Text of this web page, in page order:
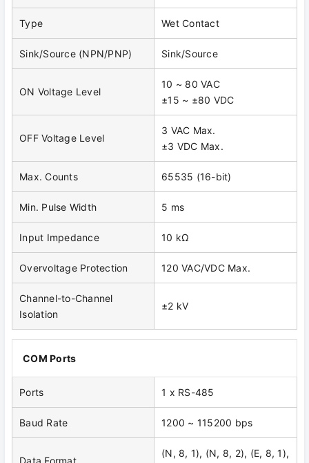
Type Wet Contact
Sink/Source (NPN/PNP) Sink/Source
ON Voltage Level
10 ~ 80 VAC
±15 ~ ±80 VDC
OFF Voltage Level
3 VAC Max.
±3 VDC Max.
Max. Counts 65535 (16-bit)
Min. Pulse Width 5 ms
Input Impedance 10 kΩ
Overvoltage Protection 120 VAC/VDC Max.
Channel-to-Channel
Isolation
±2 kV
COM Ports
Ports 1 x RS-485
Baud Rate 1200 ~ 115200 bps
(N, 8, 1), (N, 8, 2), (E, 8, 1),